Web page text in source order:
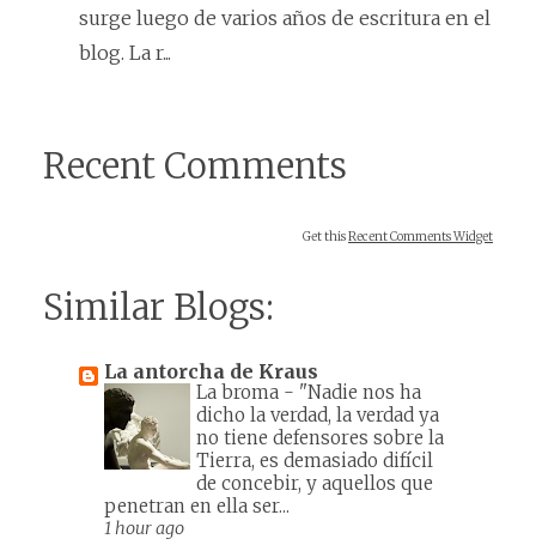
surge luego de varios años de escritura en el
blog. La r...
Recent Comments
Get thisRecent Comments Widget
Similar Blogs:
La antorcha de Kraus
La broma - "Nadie nos ha
dicho la verdad, la verdad ya
no tiene defensores sobre la
Tierra, es demasiado difícil
de concebir, y aquellos que
penetran en ella ser...
1 hour ago